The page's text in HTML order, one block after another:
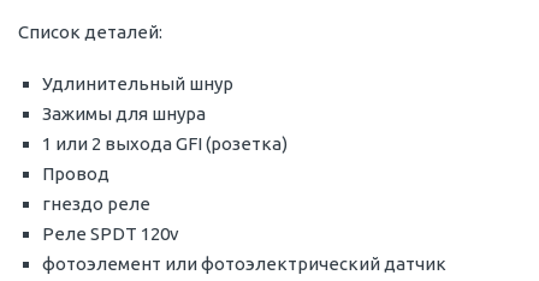
Список деталей:
Удлинительный шнур
Зажимы для шнура
1 или 2 выхода GFI (розетка)
Провод
гнездо реле
Реле SPDT 120v
фотоэлемент или фотоэлектрический датчик